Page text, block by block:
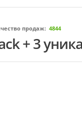
продаж: 4844
+ 3